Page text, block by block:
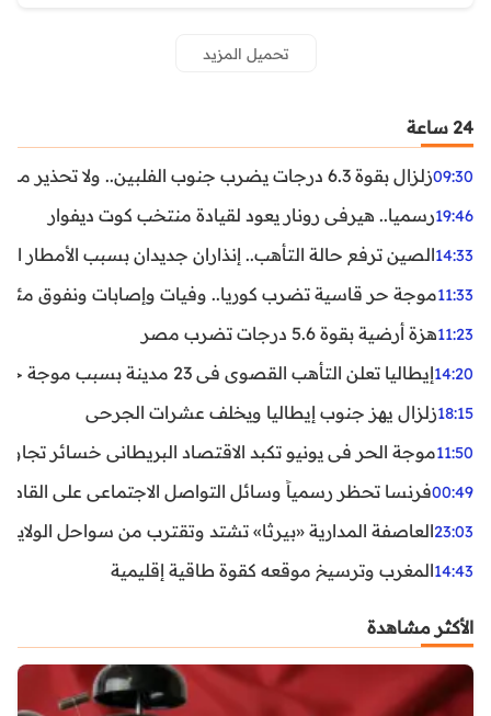
تحميل المزيد
24 ساعة
09:30زلزال بقوة 6.3 درجات يضرب جنوب الفلبين.. ولا تحذير من تسونامي حتى الآن
19:46رسميا.. هيرفي رونار يعود لقيادة منتخب كوت ديفوار
14:33الصين ترفع حالة التأهب.. إنذاران جديدان بسبب الأمطار
11:33موجة حر قاسية تضرب كوريا.. وفيات وإصابات ونفوق مئات
11:23هزة أرضية بقوة 5.6 درجات تضرب مصر
14:20إيطاليا تعلن التأهب القصوى في 23 مدينة بسبب موجة حر شديدة
18:15زلزال يهز جنوب إيطاليا ويخلف عشرات الجرحى
11:50موجة الحر في يونيو تكبد الاقتصاد البريطاني خسائر تجاوزت 1.5 مليار
00:49فرنسا تحظر رسمياً وسائل التواصل الاجتماعي على القاصرين
23:03العاصفة المدارية «بيرثا» تشتد وتقترب من سواحل
14:43المغرب وترسيخ موقعه كقوة طاقية إقليمية
الأكثر مشاهدة